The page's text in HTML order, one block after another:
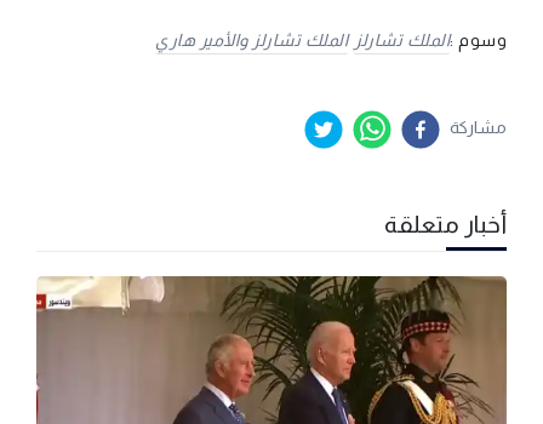
وسوم :الملك تشارلز الملك تشارلز والأمير هاري
مشاركة
أخبار متعلقة